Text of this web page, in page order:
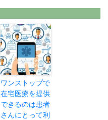
ワンストップで
在宅医療を提供
できるのは患者
さんにとって利